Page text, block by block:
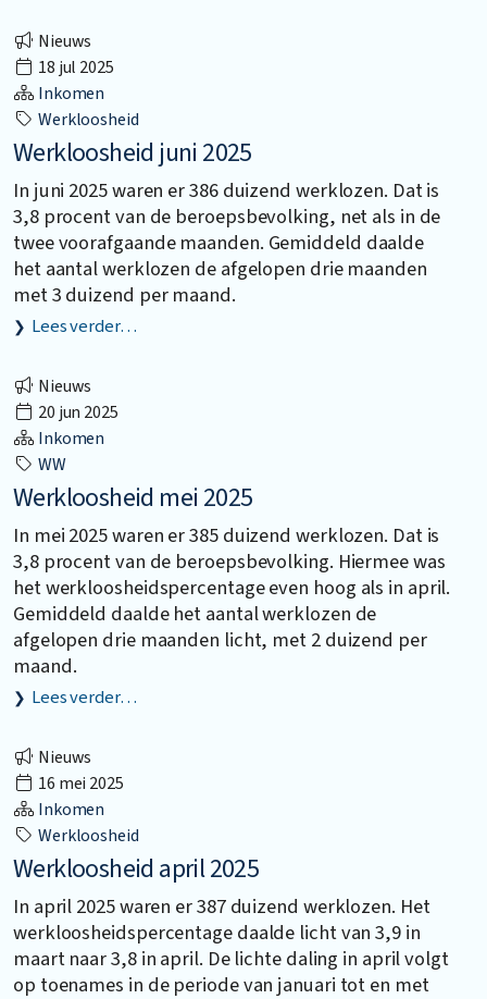
Nieuws
18 jul 2025
Inkomen
Werkloosheid
Werkloosheid juni 2025
In juni 2025 waren er 386 duizend werklozen. Dat is
3,8 procent van de beroepsbevolking, net als in de
twee voorafgaande maanden. Gemiddeld daalde
het aantal werklozen de afgelopen drie maanden
met 3 duizend per maand.
Lees verder…
Nieuws
20 jun 2025
Inkomen
WW
Werkloosheid mei 2025
In mei 2025 waren er 385 duizend werklozen. Dat is
3,8 procent van de beroepsbevolking. Hiermee was
het werkloosheidspercentage even hoog als in april.
Gemiddeld daalde het aantal werklozen de
afgelopen drie maanden licht, met 2 duizend per
maand.
Lees verder…
Nieuws
16 mei 2025
Inkomen
Werkloosheid
Werkloosheid april 2025
In april 2025 waren er 387 duizend werklozen. Het
werkloosheidspercentage daalde licht van 3,9 in
maart naar 3,8 in april. De lichte daling in april volgt
op toenames in de periode van januari tot en met